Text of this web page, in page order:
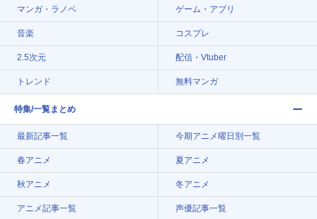
マンガ・ラノベ ゲーム・アプリ
音楽 コスプレ
2.5次元 配信・Vtuber
トレンド 無料マンガ
特集/一覧まとめ
最新記事一覧 今期アニメ曜日別一覧
春アニメ 夏アニメ
秋アニメ 冬アニメ
アニメ記事一覧 声優記事一覧